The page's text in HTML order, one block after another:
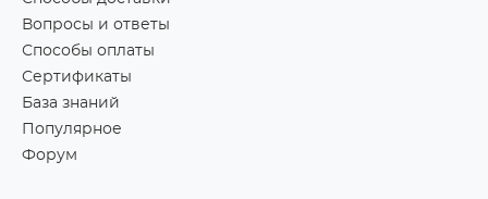
Вопросы и ответы
Способы оплаты
Сертификаты
База знаний
Популярное
Форум